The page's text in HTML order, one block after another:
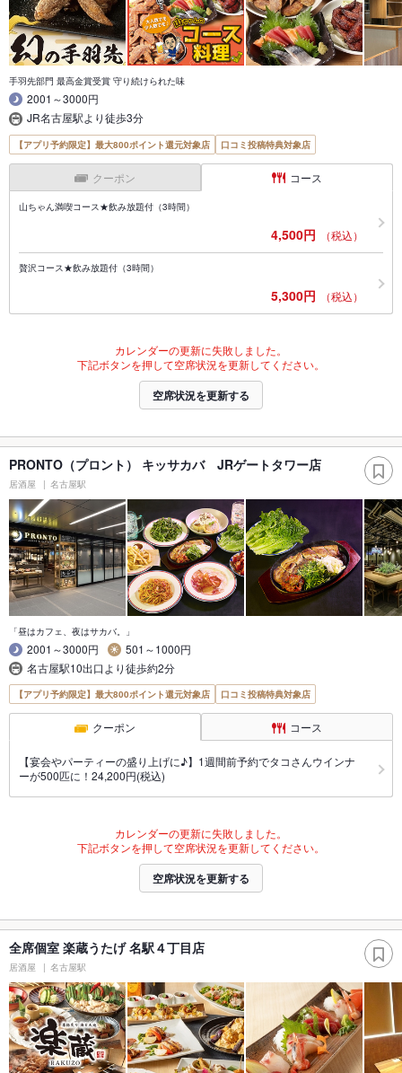
手羽先部門 最高金賞受賞 守り続けられた味
2001～3000円
JR名古屋駅より徒歩3分
【アプリ予約限定】最大800ポイント還元対象店 口コミ投稿特典対象店
クーポン コース
山ちゃん満喫コース★飲み放題付（3時間）
4,500円 （税込）
贅沢コース★飲み放題付（3時間）
5,300円 （税込）
カレンダーの更新に失敗しました。
下記ボタンを押して空席状況を更新してください。
空席状況を更新する
PRONTO（プロント） キッサカバ JRゲートタワー店
居酒屋 名古屋駅
「昼はカフェ、夜はサカバ。」
2001～3000円
501～1000円
名古屋駅10出口より徒歩約2分
【アプリ予約限定】最大800ポイント還元対象店 口コミ投稿特典対象店
クーポン コース
【宴会やパーティーの盛り上げに♪】1週間前予約でタコさんウインナ
ーが500匹に！24,200円(税込)
カレンダーの更新に失敗しました。
下記ボタンを押して空席状況を更新してください。
空席状況を更新する
全席個室 楽蔵うたげ 名駅４丁目店
居酒屋 名古屋駅